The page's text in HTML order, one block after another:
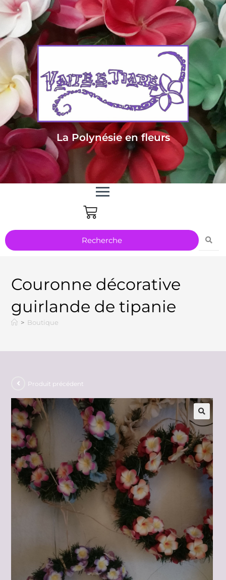
Livraison sous 24/48h en Métropole - Frais de livraison offert dès 85
euros d'achat en Métropole, dès 150 euros pour le reste du monde
La Polynésie en fleurs
Couronne décorative
guirlande de tipanie
> Boutique
Produit précédent